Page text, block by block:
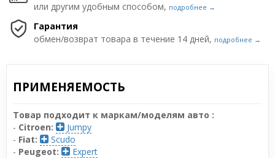
или другим удобным способом, подробнее →
Гарантия
обмен/возврат товара в течение 14 дней, подробнее →
ПРИМЕНЯЕМОСТЬ
Товар подходит к маркам/моделям авто :
- Citroen:
Jumpy
- Fiat:
Scudo
- Peugeot:
Expert